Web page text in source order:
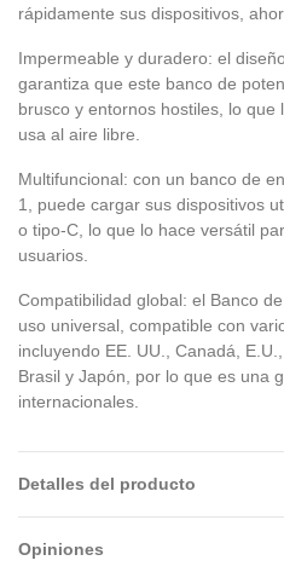
rápidamente sus dispositivos,
Impermeable y duradero: el
garantiza que este banco de
brusco y entornos hostiles, lo
usa al aire libre.
Multifuncional: con un banco de
1, puede cargar sus dispositivos
o tipo-C, lo que lo hace versátil
usuarios.
Compatibilidad global: el Banco
uso universal, compatible con
incluyendo EE. UU., Canadá,
Brasil y Japón, por lo que es una
internacionales.
Detalles del producto
Opiniones